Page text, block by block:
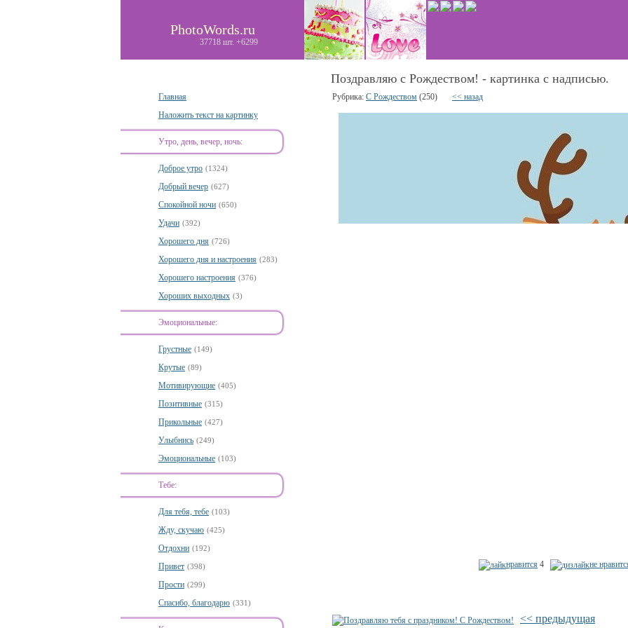
PhotoWords.ru
37718 шт. +6299
Главная
Наложить текст на картинку
Утро, день, вечер, ночь:
Доброе утро (1324)
Добрый вечер (627)
Спокойной ночи (650)
Удачи (392)
Хорошего дня (726)
Хорошего дня и настроения (283)
Хорошего настроения (376)
Хороших выходных (3)
Эмоциональные:
Грустные (149)
Крутые (89)
Мотивирующие (405)
Позитивные (315)
Прикольные (427)
Улыбнись (249)
Эмоциональные (103)
Тебе:
Для тебя, тебе (103)
Жду, скучаю (425)
Отдохни (192)
Привет (398)
Прости (299)
Спасибо, благодарю (331)
Поздравляю с Рождеством! - картинка с надписью.
Рубрика: С Рождеством (250) << назад
нравится 4 не
<< предыдущая